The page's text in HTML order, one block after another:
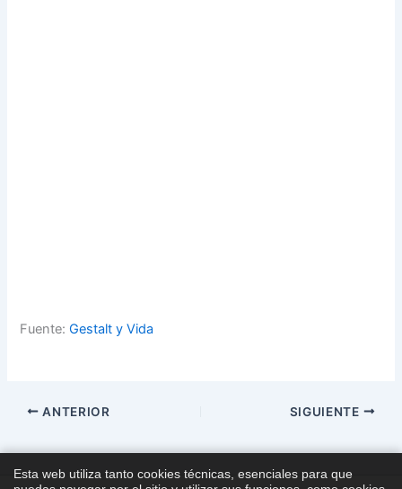
Fuente:Gestalt y Vida
ANTERIOR SIGUIENTE
Esta web utiliza tanto cookies técnicas, esenciales para que